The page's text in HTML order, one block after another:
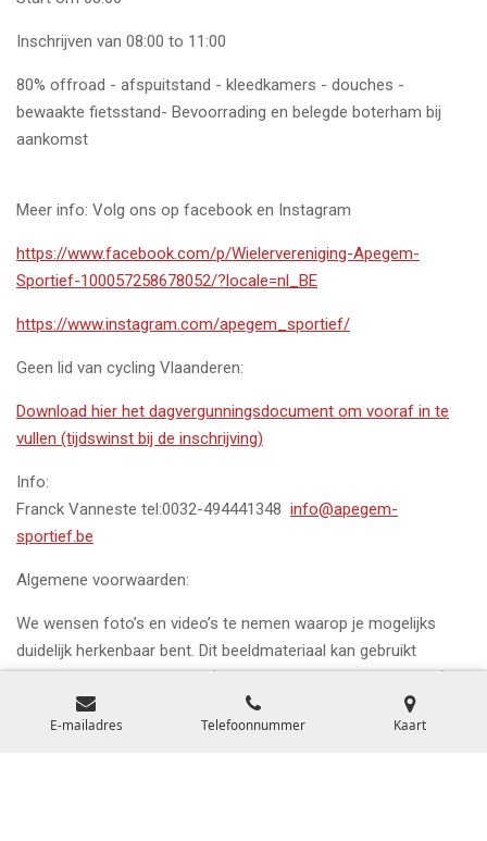
Inschrijven van 08:00 to 11:00
80% offroad - afspuitstand - kleedkamers - douches -
bewaakte fietsstand- Bevoorrading en belegde boterham bij
aankomst
Meer info: Volg ons op facebook en Instagram
https://www.facebook.com/p/Wielervereniging-Apegem-
Sportief-100057258678052/?locale=nl_BE
https://www.instagram.com/apegem_sportief/
Geen lid van cycling Vlaanderen:
Download hier het dagvergunningsdocument om vooraf in te
vullen (tijdswinst bij de inschrijving)
Info:
Franck Vanneste tel:0032-494441348 info@apegem-
sportief.be
Algemene voorwaarden:
We wensen foto’s en video’s te nemen waarop je mogelijks
duidelijk herkenbaar bent. Dit beeldmateriaal kan gebruikt
worden in onze printmedia (flyers, posters, infomagazines…) en
digitale media (website, Facebook, Instagram…)*. De Algemene
Verordening Gegevensbescherming (AVG) vereist dat wij
E-mailadres Telefoonnummer Kaart